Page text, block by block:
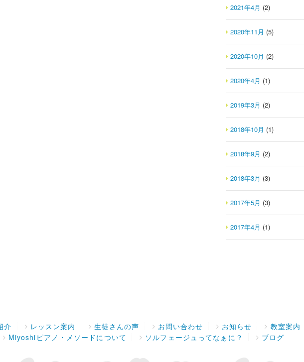
2021年4月 (2)
2020年11月 (5)
2020年10月 (2)
2020年4月 (1)
2019年3月 (2)
2018年10月 (1)
2018年9月 (2)
2018年3月 (3)
2017年5月 (3)
2017年4月 (1)
介 レッスン案内 生徒さんの声 お問い合わせ お知らせ
教室案内
Miyoshiピアノ・メソードについて ソルフェージュってなぁに？ ブログ